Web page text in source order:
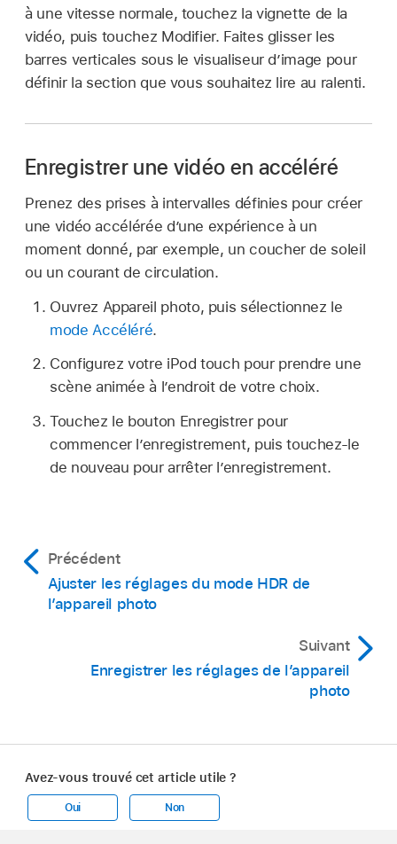
à une vitesse normale, touchez la vignette de la
vidéo, puis touchez Modifier. Faites glisser les
barres verticales sous le visualiseur d’image pour
définir la section que vous souhaitez lire au ralenti.
Enregistrer une vidéo en accéléré
Prenez des prises à intervalles définies pour créer
une vidéo accélérée d’une expérience à un
moment donné, par exemple, un coucher de soleil
ou un courant de circulation.
Ouvrez Appareil photo, puis sélectionnez le
mode Accéléré.
Configurez votre iPod touch pour prendre une
scène animée à l’endroit de votre choix.
Touchez le bouton Enregistrer pour
commencer l’enregistrement, puis touchez-le
de nouveau pour arrêter l’enregistrement.
Précédent
Ajuster les réglages du mode HDR de
l’appareil photo
Suivant
Enregistrer les réglages de l’appareil
photo
Avez-vous trouvé cet article utile ?
Oui Non